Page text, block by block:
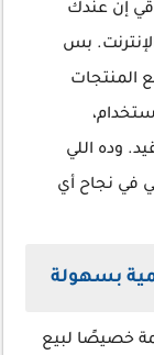
إن عندك
بس
المنتجات
وده اللي
في نجاح أي
خصيصًا لبيع